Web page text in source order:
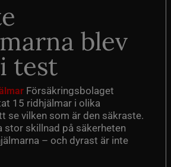
blev
test
Försäkringsbolaget
15 ridhjälmar i olika
se vilken som är den säkraste.
stor skillnad på säkerheten
– och dyrast är inte